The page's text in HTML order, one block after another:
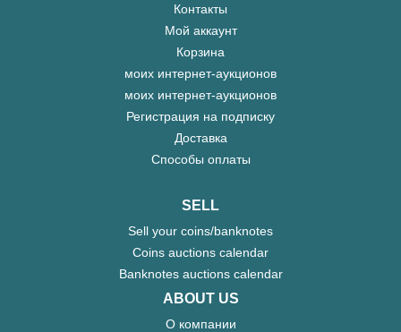
Контакты
Мой аккаунт
Корзина
моих интернет-аукционов
моих интернет-аукционов
Регистрация на подписку
Доставка
Способы оплаты
SELL
Sell your coins/banknotes
Coins auctions calendar
Banknotes auctions calendar
ABOUT US
О компании